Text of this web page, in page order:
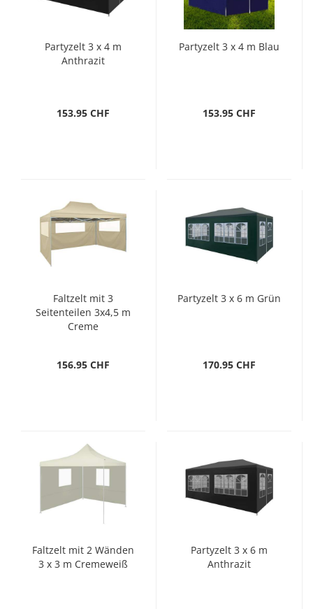
Partyzelt 3 x 4 m
Anthrazit
153.95 CHF
Partyzelt 3 x 4 m Blau
153.95 CHF
Faltzelt mit 3
Seitenteilen 3x4,5 m
Creme
156.95 CHF
Partyzelt 3 x 6 m Grün
170.95 CHF
Faltzelt mit 2 Wänden
3 x 3 m Cremeweiß
Partyzelt 3 x 6 m
Anthrazit